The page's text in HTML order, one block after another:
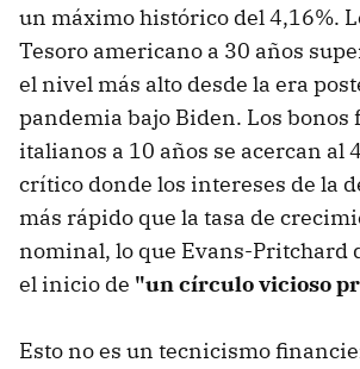
un máximo histórico del 4,16%.
Tesoro americano a 30 años
el nivel más alto desde la era
pandemia bajo Biden. Los bonos
italianos a 10 años se acercan al
crítico donde los intereses de la
más rápido que la tasa de
nominal, lo que Evans-Pritchard
el inicio de "un círculo vicioso
Esto no es un tecnicismo